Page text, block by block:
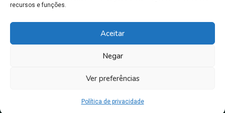
recursos e funções.
Aceitar
Negar
Ver preferências
Política de privacidade